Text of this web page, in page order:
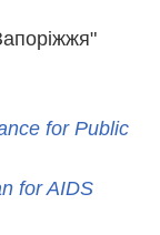
for Public
for AIDS